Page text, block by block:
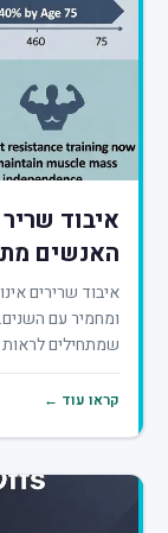
האנשים
ומחמיר עם
שמתחילים
קראו עוד ←